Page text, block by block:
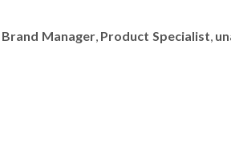
Brand Manager, Product Specialist,